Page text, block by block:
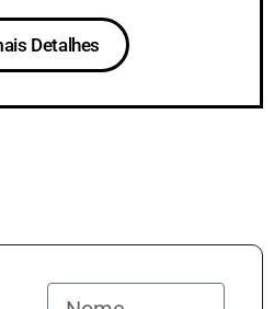
Detalhes